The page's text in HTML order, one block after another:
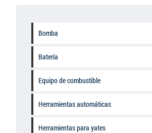
Bomba
Batería
Equipo de combustible
Herramientas automáticas
Herramientas para yates